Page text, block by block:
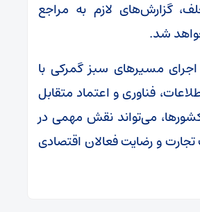
گزارش‌های لازم به مراجع
شد.
مسیرهای سبز گمرکی با
فناوری و اعتماد متقابل
می‌تواند نقش مهمی در
و رضایت فعالان اقتصادی